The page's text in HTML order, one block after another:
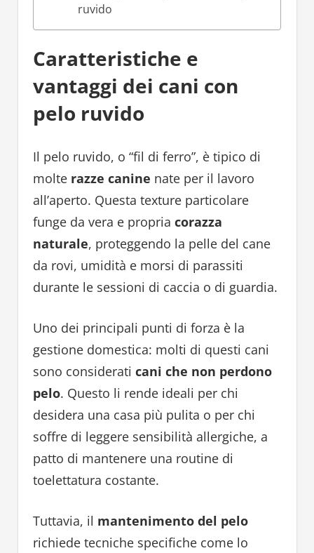
ruvido
Caratteristiche e
vantaggi dei cani con
pelo ruvido
Il pelo ruvido, o “fil di ferro”, è tipico di
molte razze canine nate per il lavoro
all’aperto. Questa texture particolare
funge da vera e propria corazza
naturale, proteggendo la pelle del cane
da rovi, umidità e morsi di parassiti
durante le sessioni di caccia o di guardia.
Uno dei principali punti di forza è la
gestione domestica: molti di questi cani
sono considerati cani che non perdono
pelo. Questo li rende ideali per chi
desidera una casa più pulita o per chi
soffre di leggere sensibilità allergiche, a
patto di mantenere una routine di
toelettatura costante.
Tuttavia, il mantenimento del pelo
richiede tecniche specifiche come lo